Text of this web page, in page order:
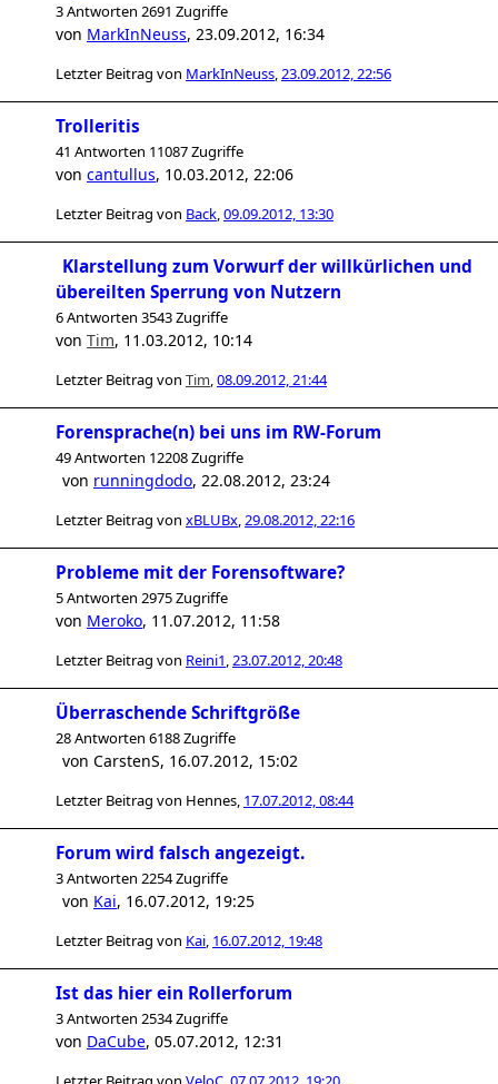
3 Antworten 2691 Zugriffe
von MarkInNeuss, 23.09.2012, 16:34
Letzter Beitrag von MarkInNeuss,23.09.2012, 22:56
Trolleritis
41 Antworten 11087 Zugriffe
von cantullus, 10.03.2012, 22:06
Letzter Beitrag von Back,09.09.2012, 13:30
Klarstellung zum Vorwurf der willkürlichen und
übereilten Sperrung von Nutzern
6 Antworten 3543 Zugriffe
von Tim, 11.03.2012, 10:14
Letzter Beitrag von Tim,08.09.2012, 21:44
Forensprache(n) bei uns im RW-Forum
49 Antworten 12208 Zugriffe
von runningdodo, 22.08.2012, 23:24
Letzter Beitrag von xBLUBx,29.08.2012, 22:16
Probleme mit der Forensoftware?
5 Antworten 2975 Zugriffe
von Meroko, 11.07.2012, 11:58
Letzter Beitrag von Reini1,23.07.2012, 20:48
Überraschende Schriftgröße
28 Antworten 6188 Zugriffe
von CarstenS, 16.07.2012, 15:02
Letzter Beitrag von Hennes, 17.07.2012, 08:44
Forum wird falsch angezeigt.
3 Antworten 2254 Zugriffe
von Kai, 16.07.2012, 19:25
Letzter Beitrag von Kai, 16.07.2012, 19:48
Ist das hier ein Rollerforum
3 Antworten 2534 Zugriffe
von DaCube, 05.07.2012, 12:31